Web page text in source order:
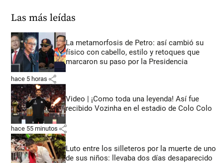
Las más leídas
La metamorfosis de Petro: así cambió su
físico con cabello, estilo y retoques que
marcaron su paso por la Presidencia
hace 5 horas share
Video | ¡Como toda una leyenda! Así fue
recibido Vozinha en el estadio de Colo Colo
hace 55 minutos share
Luto entre los silleteros por la muerte de uno
de sus niños: llevaba dos días desaparecido